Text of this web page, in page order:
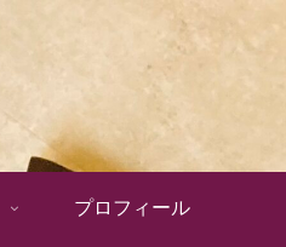
プロフィール